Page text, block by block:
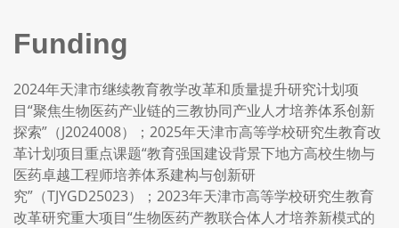
Funding
2024年天津市继续教育教学改革和质量提升研究计划项
目“聚焦生物医药产业链的三教协同产业人才培养体系创新
探索”（J2024008）；2025年天津市高等学校研究生教育改
革计划项目重点课题“教育强国建设背景下地方高校生物与
医药卓越工程师培养体系建构与创新研
究”（TJYGD25023）；2023年天津市高等学校研究生教育
改革研究重大项目“生物医药产教联合体人才培养新模式的